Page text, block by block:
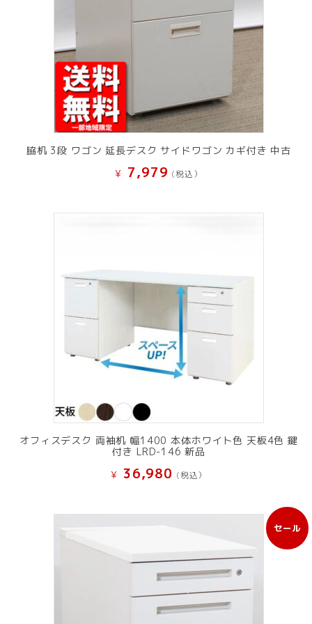
脇机 3段 ワゴン 延長デスク サイドワゴン カギ付き 中古
¥ 7,979 (税込）
オフィスデスク 両袖机 幅1400 本体ホワイト色 天板4色 鍵
付き LRD-146 新品
¥ 36,980 (税込）
セール
販
売